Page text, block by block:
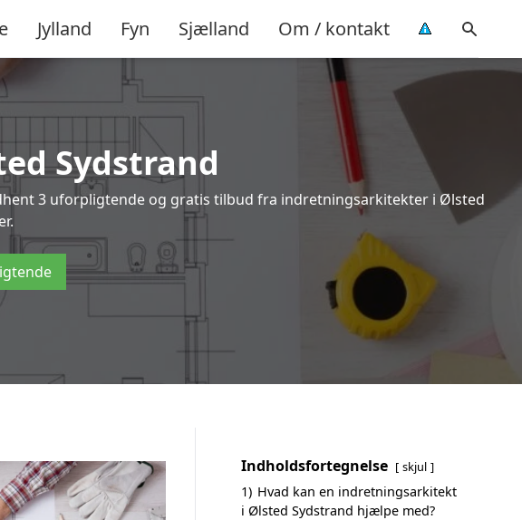
Jylland Fyn Sjælland Om / kontakt
Sydstrand
3 uforpligtende og gratis tilbud fra indretningsarkitekter i Ølsted
Indholdsfortegnelse skjul
1) Hvad kan en indretningsarkitekt
i Ølsted Sydstrand hjælpe med?